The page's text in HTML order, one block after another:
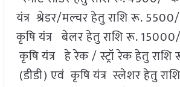
यंत्र श्रेडर/मल्चर हेतु राशि रू.
कृषि यंत्र बेलर हेतु राशि रू.
कृषि यंत्र हे रेक / स्ट्रॉ रेक हेतु
(डीडी) एवं कृषि यंत्र स्लेशर हेतु